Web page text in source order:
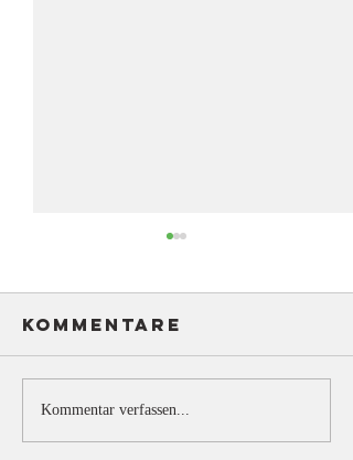
Juli 25 -
Kommentare
Kommentar verfassen...